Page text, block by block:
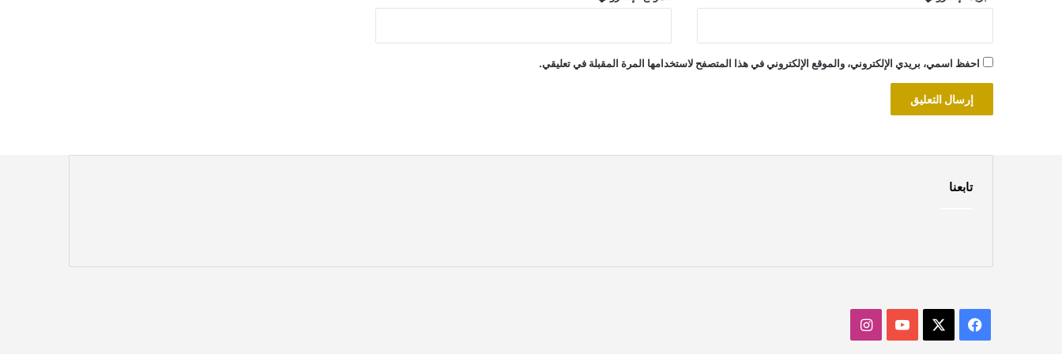
احفظ اسمي، بريدي الإلكتروني، والموقع الإلكتروني في هذا المتصفح لاستخدامها المرة المقبلة في تعليقي.
تابعنا
فيسبوك ‫YouTubeانستقرام